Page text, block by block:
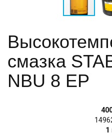
смазка
NBU 8 EP
1